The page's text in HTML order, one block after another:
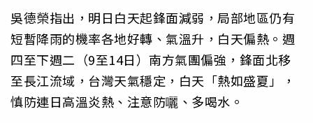
吳德榮指出，明日白天起鋒面減弱，局部地區仍有
短暫降雨的機率各地好轉、氣溫升，白天偏熱。週
四至下週二（9至14日）南方氣團偏強，鋒面北移
至長江流域，台灣天氣穩定，白天「熱如盛夏」，
慎防連日高溫炎熱、注意防囇、多喝水。